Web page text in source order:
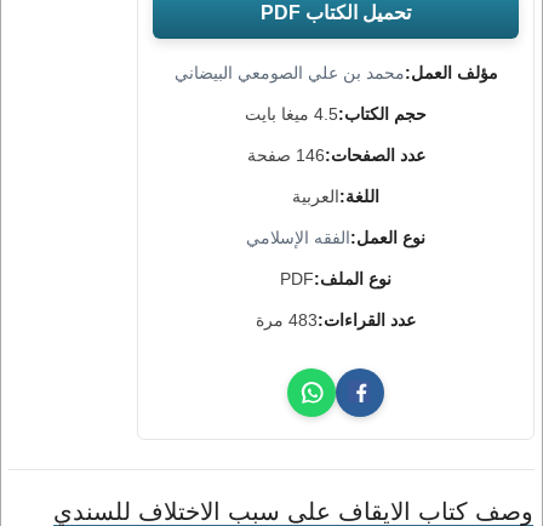
مؤلف العمل:محمد بن علي الصومعي البيضاني
حجم الكتاب:4.5 ميغا بايت
عدد الصفحات:146 صفحة
اللغة:العربية
نوع العمل:الفقه الإسلامي
نوع الملف:PDF
عدد القراءات:483 مرة
تحميل الكتاب PDF
وصف كتاب الايقاف على سبب الاختلاف للسندي